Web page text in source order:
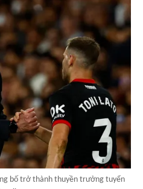
bố trở thành thuyền trưởng tuyển